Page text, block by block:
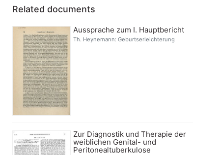
Related documents
Aussprache zum I. Hauptbericht
Th. Heynemann: Geburtserleichterung
Zur Diagnostik und Therapie der
weiblichen Genital- und
Peritonealtuberkulose